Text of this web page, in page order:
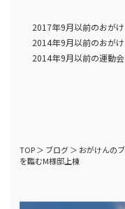
2017年9月以前のおが
2014年9月以前のおが
2014年9月以前の運動
TOP＞ ブログ＞ おがけんの
を臨むM様邸上棟